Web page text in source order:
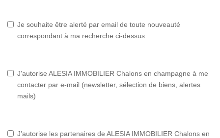
Je souhaite être alerté par email de toute nouveauté
correspondant à ma recherche ci-dessus
J'autorise ALESIA IMMOBILIER Chalons en champagne à me
contacter par e-mail (newsletter, sélection de biens, alertes
mails)
J'autorise les partenaires de ALESIA IMMOBILIER Chalons en